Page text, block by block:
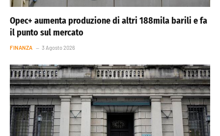
Opec+ aumenta produzione di altri 188mila barili e fa
il punto sul mercato
FINANZA 3 Agosto 2026